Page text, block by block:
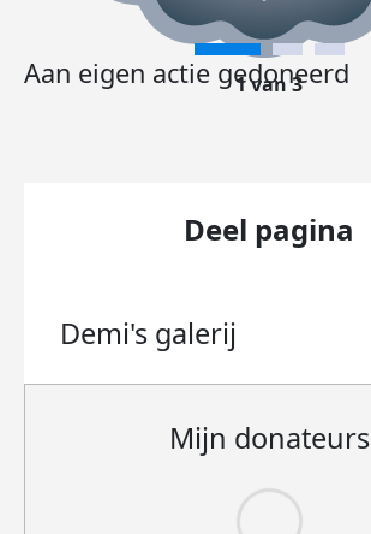
Aan eigen actie gedoneerd
1 van 3
Deel pagina
Demi's galerij
Mijn donateurs